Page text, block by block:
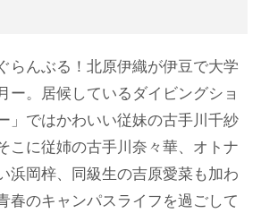
らんぶる！北原伊織が伊豆で大学
ー。居候しているダイビングショ
」ではかわいい従妹の古手川千紗
こに従姉の古手川奈々華、オトナ
浜岡梓、同級生の吉原愛菜も加わ
春のキャンパスライフを過ごして